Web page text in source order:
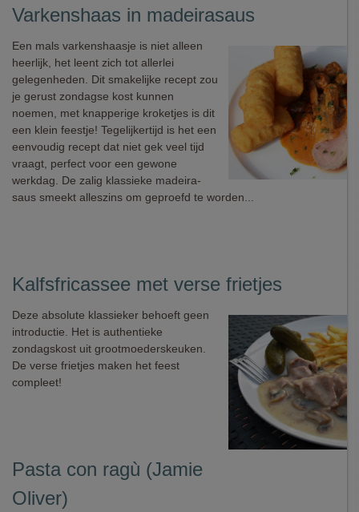
Varkenshaas in madeirasaus
Een mals varkenshaasje is niet alleen
heerlijk, het leent zich tot allerlei
gelegenheden. Dit smakelijke recept zou
je gerust zondagse kost kunnen
noemen, met knapperige kroketjes is dit
een klein feestje! Tegelijkertijd is het een
eenvoudig recept dat niet gek veel tijd
vraagt, perfect voor een gewone
werkdag. De zalig klassieke madeira-
saus smeekt alleszins om geproefd te worden...
Kalfsfricassee met verse frietjes
Deze absolute klassieker behoeft geen
introductie. Het is authentieke
zondagskost uit grootmoederskeuken.
De verse frietjes maken het feest
compleet!
Pasta con ragù (Jamie
Oliver)